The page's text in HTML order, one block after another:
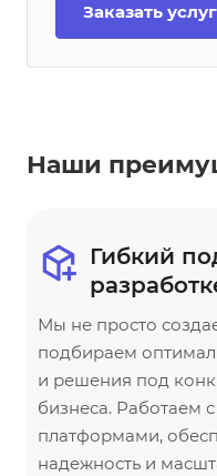
Заказать
Наши
Гибкий
Мы не просто
подбираем
и решения под
бизнеса. Работаем
платформами,
надежность и